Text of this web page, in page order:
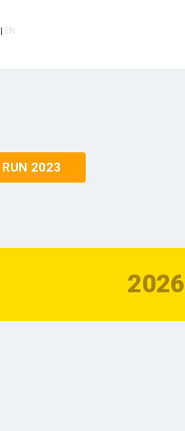
EN
2023
2026